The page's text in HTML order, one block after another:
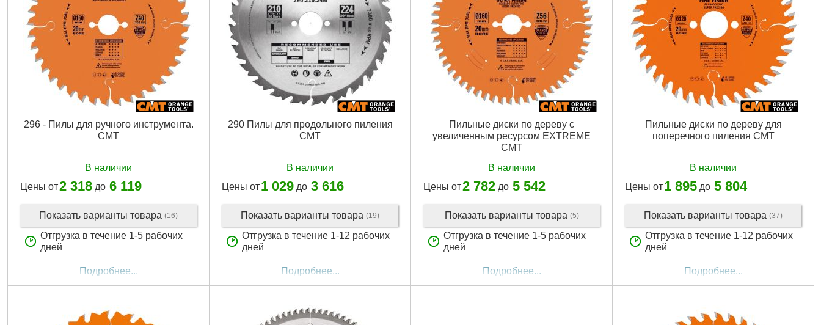
296 - Пилы для ручного инструмента.
CMT
В наличии
Цены от2 318 до 6 119
Показать варианты товара (16)
Отгрузка в течение 1-5 рабочих
дней
Подробнее...
290 Пилы для продольного пиления
CMT
В наличии
Цены от1 029 до 3 616
Показать варианты товара (19)
Отгрузка в течение 1-12 рабочих
дней
Подробнее...
Пильные диски по дереву с
увеличенным ресурсом EXTREME
CMT
В наличии
Цены от2 782 до 5 542
Показать варианты товара (5)
Отгрузка в течение 1-5 рабочих
дней
Подробнее...
Пильные диски по дереву для
поперечного пиления CMT
В наличии
Цены от1 895 до 5 804
Показать варианты товара (37)
Отгрузка в течение 1-12 рабочих
дней
Подробнее...